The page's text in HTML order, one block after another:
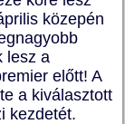
közepén
lesz a
előtt! A
a kiválasztott
kezdetét.